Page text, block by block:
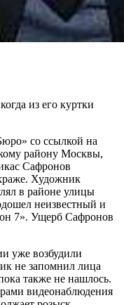
из его куртки
со ссылкой на
району Москвы,
Сафронов
Художник
в районе улицы
неизвестный и
7». Ущерб Сафронов
уже возбудили
не запомнил лица
также не нашлось.
видеонаблюдения